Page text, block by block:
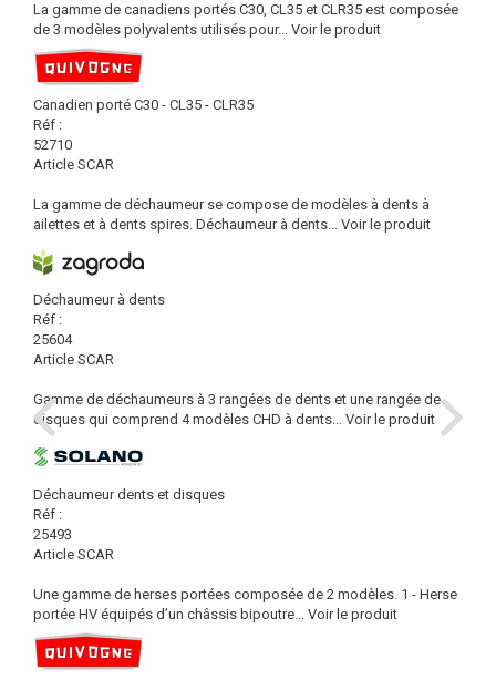
La gamme de canadiens portés C30, CL35 et CLR35 est composée
de 3 modèles polyvalents utilisés pour... Voir le produit
Canadien porté C30 - CL35 - CLR35
Réf :
52710
Article SCAR
La gamme de déchaumeur se compose de modèles à dents à
ailettes et à dents spires. Déchaumeur à dents... Voir le produit
Déchaumeur à dents
Réf :
25604
Article SCAR
Gamme de déchaumeurs à 3 rangées de dents et une rangée de
disques qui comprend 4 modèles CHD à dents... Voir le produit
Déchaumeur dents et disques
Réf :
25493
Article SCAR
Une gamme de herses portées composée de 2 modèles. 1 - Herse
portée HV équipés d’un châssis bipoutre... Voir le produit